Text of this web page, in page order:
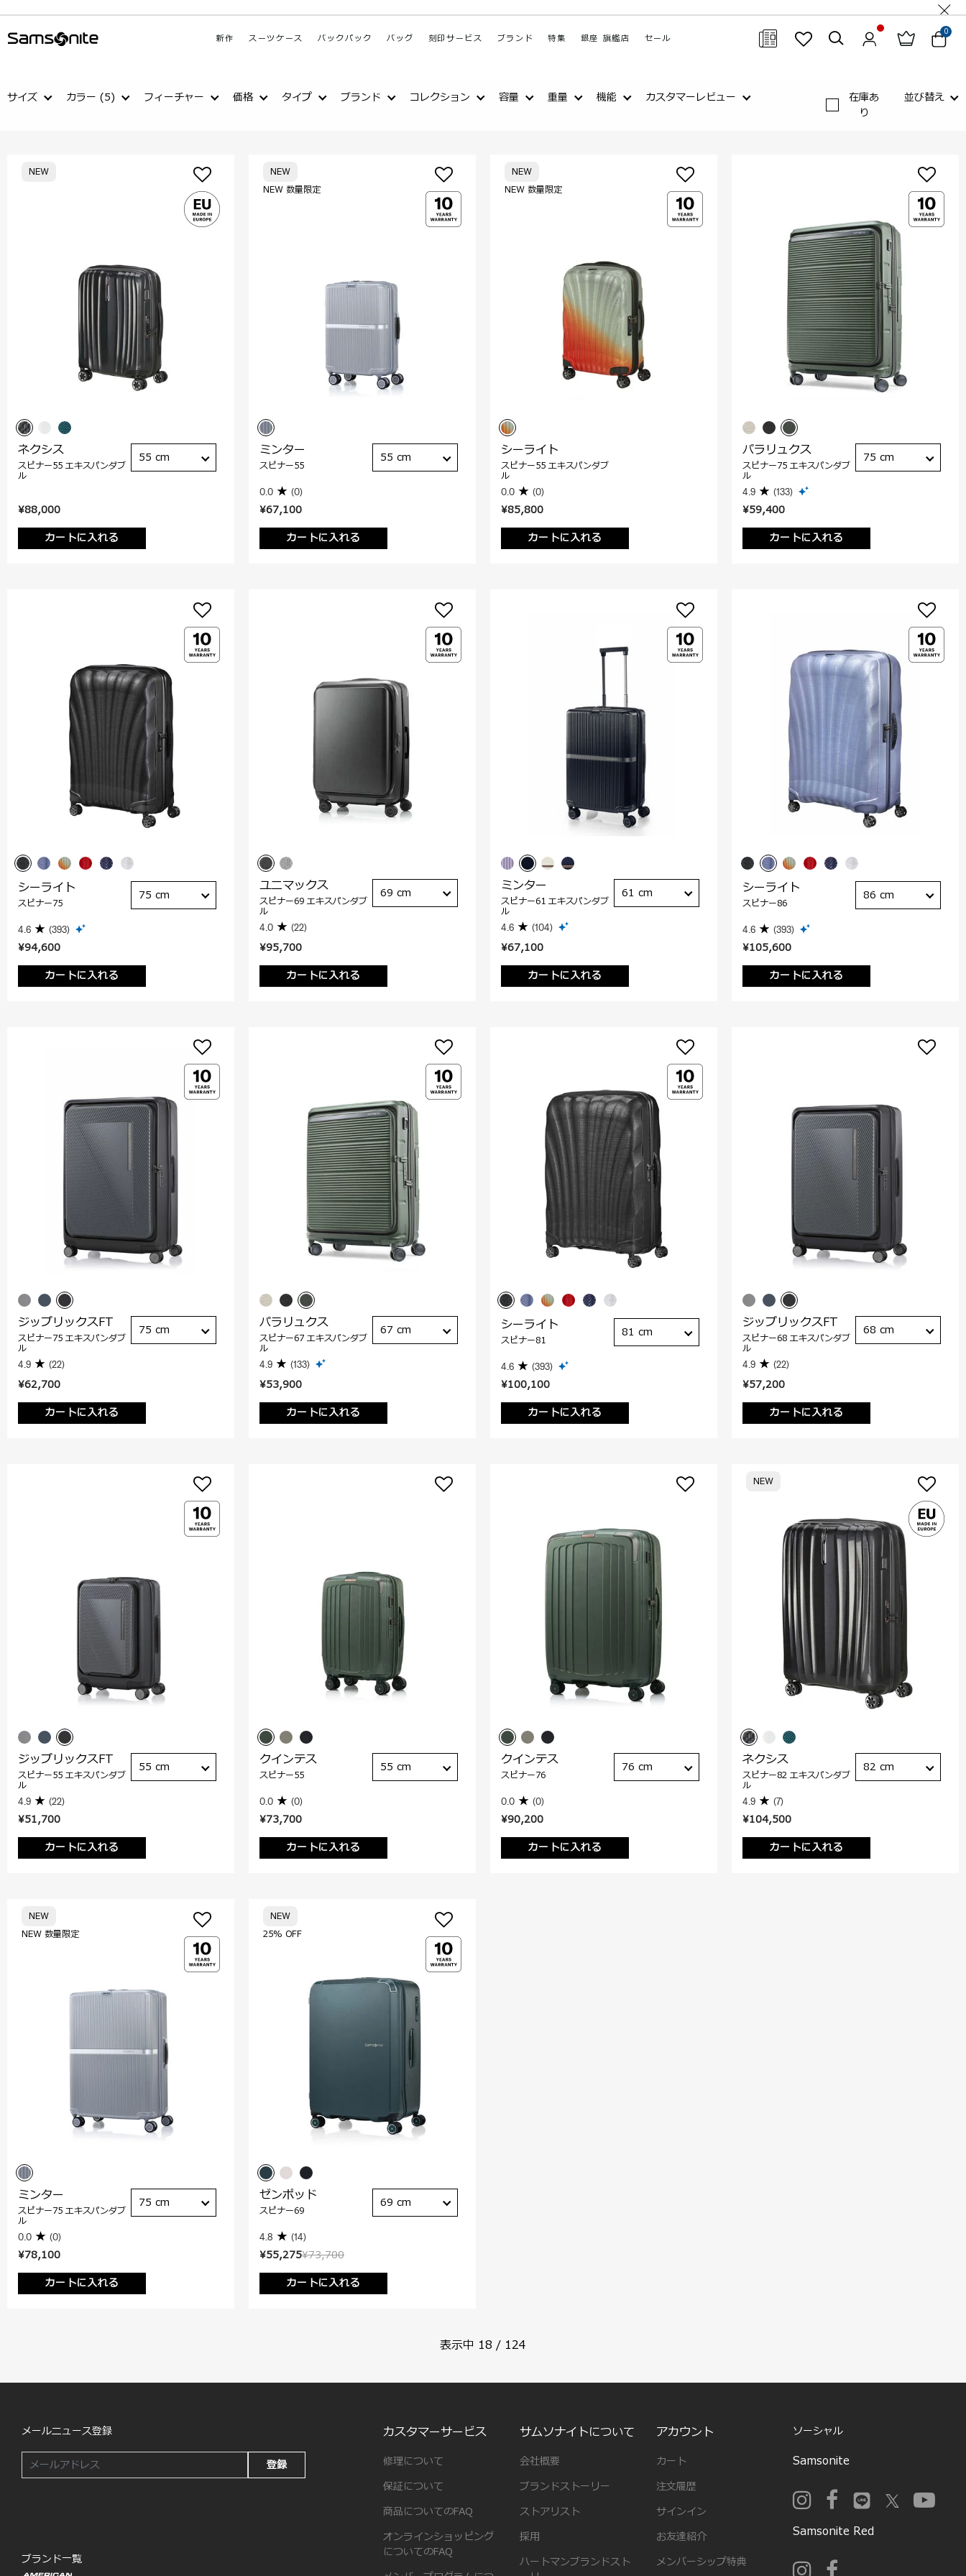
新作 スーツケース バックパック バッグ 刻印サービス ブランド 特集 銀座 旗艦店 セール
0
閉じる
サイズ カラー (5) フィーチャー 価格 タイプ ブランド コレクション 容量 重量 機能 カスタマーレビュー
在庫あ
り
並び替え
¥88,000
カートに入れる
NEW
ネクシス
スピナー55 エキスパンダブ
ル
55 cm
¥67,100
カートに入れる
NEW 数量限定
NEW
ミンター
スピナー55
0.0 (0)
55 cm
¥85,800
カートに入れる
NEW 数量限定
NEW
シーライト
スピナー55 エキスパンダブ
ル
0.0 (0)
¥59,400
カートに入れる
パラリュクス
スピナー75 エキスパンダブ
ル
4.9 (133)
75 cm
¥94,600
カートに入れる
シーライト
スピナー75
4.6 (393)
75 cm
¥95,700
カートに入れる
ユニマックス
スピナー69 エキスパンダブ
ル
4.0 (22)
69 cm
¥67,100
カートに入れる
ミンター
スピナー61 エキスパンダブ
ル
4.6 (104)
61 cm
¥105,600
カートに入れる
シーライト
スピナー86
4.6 (393)
86 cm
¥62,700
カートに入れる
ジップリックスFT
スピナー75 エキスパンダブ
ル
4.9 (22)
75 cm
¥53,900
カートに入れる
パラリュクス
スピナー67 エキスパンダブ
ル
4.9 (133)
67 cm
¥100,100
カートに入れる
シーライト
スピナー81
4.6 (393)
81 cm
¥57,200
カートに入れる
ジップリックスFT
スピナー68 エキスパンダブ
ル
4.9 (22)
68 cm
¥51,700
カートに入れる
ジップリックスFT
スピナー55 エキスパンダブ
ル
4.9 (22)
55 cm
¥73,700
カートに入れる
クインテス
スピナー55
0.0 (0)
55 cm
¥90,200
カートに入れる
クインテス
スピナー76
0.0 (0)
76 cm
¥104,500
カートに入れる
NEW
ネクシス
スピナー82 エキスパンダブ
ル
4.9 (7)
82 cm
¥78,100
カートに入れる
NEW 数量限定
NEW
ミンター
スピナー75 エキスパンダブ
ル
0.0 (0)
75 cm
¥73,700
¥55,275
カートに入れる
25% OFF
NEW
ゼンポッド
スピナー69
4.8 (14)
69 cm
表示中 18 / 124
メールニュース登録
登録
ブランド一覧
カスタマーサービス
修理について
保証について
商品についてのFAQ
オンラインショッピング
についてのFAQ
サムソナイトについて
会社概要
ブランドストーリー
ストアリスト
採用
ハートマンブランドスト
アカウント
カート
注文履歴
サインイン
お友達紹介
メンバーシップ特典
ソーシャル
Samsonite
Samsonite Red